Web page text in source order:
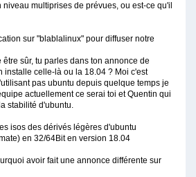
niveau multiprises de prévues, ou est-ce qu'il
sur "blablalinux" pour diffuser notre
être sûr, tu parles dans ton annonce de
installe celle-là ou la 18.04 ? Moi c'est
pas ubuntu depuis quelque temps je
actuellement ce serai toi et Quentin qui
stabilité d'ubuntu.
isos des dérivés légères d'ubuntu
en 32/64Bit en version 18.04
avoir fait une annonce différente sur